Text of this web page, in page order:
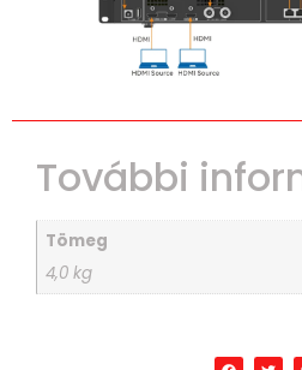
További
Tömeg
4,0 kg